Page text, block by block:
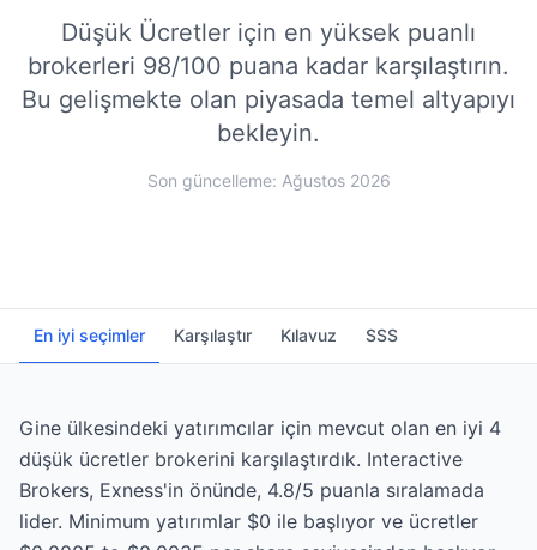
Düşük Ücretler için en yüksek puanlı
brokerleri 98/100 puana kadar karşılaştırın.
Bu gelişmekte olan piyasada temel altyapıyı
bekleyin.
Son güncelleme: Ağustos 2026
En iyi seçimler Karşılaştır Kılavuz SSS
Gine ülkesindeki yatırımcılar için mevcut olan en iyi 4
düşük ücretler brokerini karşılaştırdık. Interactive
Brokers, Exness'in önünde, 4.8/5 puanla sıralamada
lider. Minimum yatırımlar $0 ile başlıyor ve ücretler